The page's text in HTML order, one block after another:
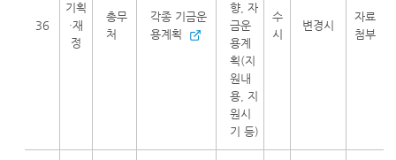
36
기획
·재
정
총무
처
각종 기금운
용계획
향, 자
금운
용계
획(지
원내
용, 지
원시
기 등)
수
시
변경시
자료
첨부